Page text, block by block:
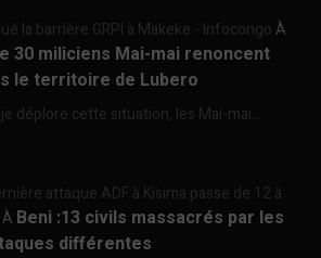
la barrière GRPI à Makeke - InfocongoÀ
30 miliciens Mai-mai renoncent
le territoire de Lubero
déplore cette situation, les Mai-mai...
attaque ADF à Kisima passe de 12 à
À Beni :13 civils massacrés par les
différentes